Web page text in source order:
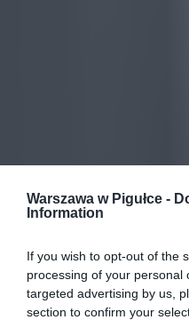
Warszawa w Pigułce -
Information
If you wish to opt-out of the
processing of your personal
targeted advertising by us,
section to confirm your